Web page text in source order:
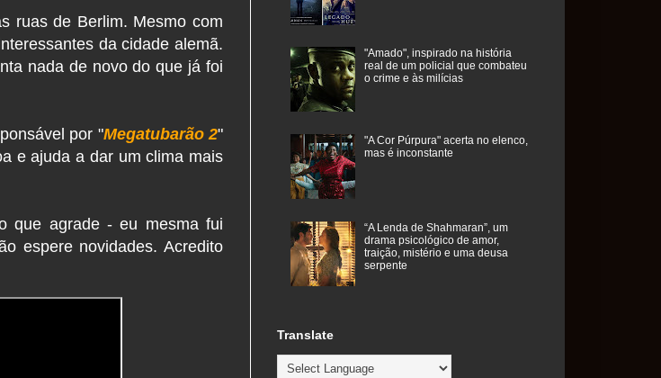
ruas de Berlim. Mesmo com
da cidade alemã.
nada de novo do que já foi
por "Megatubarão 2"
e ajuda a dar um clima mais
que agrade - eu mesma fui
espere novidades. Acredito
"Amado", inspirado na história
real de um policial que combateu
o crime e às milícias
"A Cor Púrpura" acerta no elenco,
mas é inconstante
“A Lenda de Shahmaran”, um
drama psicológico de amor,
traição, mistério e uma deusa
serpente
Translate